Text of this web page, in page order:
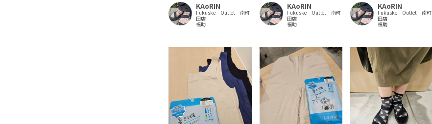
KAoRIN
Fukuske Outlet 南町
田店
福助
KAoRIN
Fukuske Outlet 南町
田店
福助
KAoRIN
Fukuske Outlet 南町
田店
福助